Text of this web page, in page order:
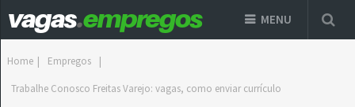
MENU
Home | Empregos |
Trabalhe Conosco Freitas Varejo: vagas, como enviar currículo